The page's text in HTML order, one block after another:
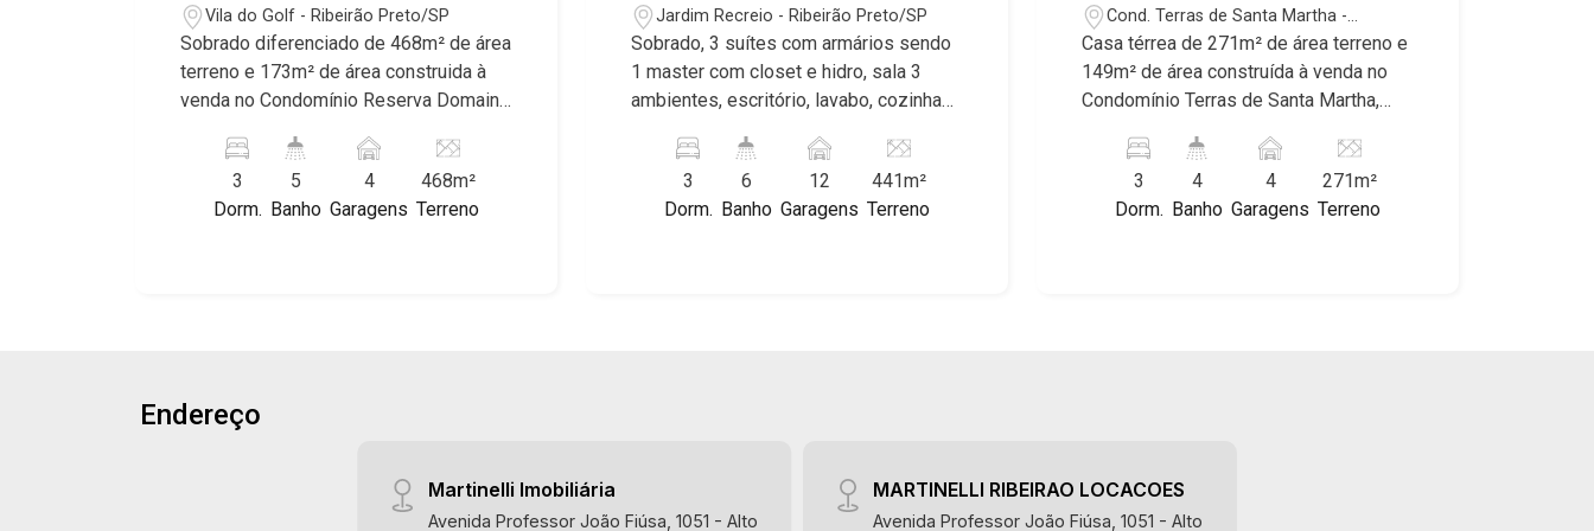
Luisa, Buganville, Jardim Olhos D`Água,
Borda do Parque, Borda da Mata, Bela
Vista, Terras Alpha, Alphaville I, II e III,
Jardim Nova Aliança Sul, Alto do Vale,
Colina do Golfe, Terras de Florença,
Terras de Siena, Quinta dos Ventos,
Buona Vitta Ribeirão, Ipê Rosa, Ipê
Saint Gerard, Buritis, Quinta da Boa
Vista, Santorini, Siena, Alto do Castelo,
completa e qualidade de vida
incomparável. Atuamos nos
empreendimentos de maior prestígio
da região, incluindo: Reserva Santa
Luisa, Buganville, Jardim Olhos D`Água,
Borda do Parque, Borda da Mata, Bela
Vista, Terras Alpha, Alphaville I, II e III,
Marco, Village Monet, Arara Vermelha,
Arara Verde, Arara Azul, Verona, Milano,
Vila do Golf - Ribeirão Preto/SP
Sobrado diferenciado de 468m² de área
terreno e 173m² de área construida à
venda no Condomínio Reserva Domaine
Iguatemi - Bairro Vila do Golf, Ribeirão
Preto/SP. Conheça as características
deste imóvel que a Martinelli
lateral - Jardim - 4 vagas sendo 2
no mercado imobiliário desde 2000!
3
Dorm.
5
Banho
4
Garagens
468m²
Terreno
Jardim Recreio - Ribeirão Preto/SP
Sobrado, 3 suítes com armários sendo
1 master com closet e hidro, sala 3
ambientes, escritório, lavabo, cozinha
dependência de empregada, sacada,
lazer com piscina aquecida e
churrasqueira, academia, vestiário,
3
Dorm.
6
Banho
12
Garagens
441m²
Terreno
Cond. Terras de Santa Martha -
Ribeirão Preto/SP
Casa térrea de 271m² de área terreno e
149m² de área construída à venda no
Condomínio Terras de Santa Martha,
Cond. Terras de Santa Martha, Ribeirão
Preto/SP. Conheça as características
deste imóvel que a Martinelli
referência no mercado imobiliário
3
Dorm.
4
Banho
4
Garagens
271m²
Terreno
Endereço
Martinelli Imobiliária
Avenida Professor João Fiúsa, 1051 - Alto
MARTINELLI RIBEIRAO LOCACOES
Avenida Professor João Fiúsa, 1051 - Alto